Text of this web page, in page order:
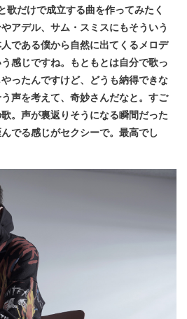
歌だけで成立する曲を作ってみたく
アデル、サム・スミスにもそういう
である僕から自然に出てくるメロデ
感じですね。もともとは自分で歌っ
ったんですけど、どうも納得できな
声を考えて、奇妙さんだなと。すご
。声が裏返りそうになる瞬間だった
でる感じがセクシーで。最高でし